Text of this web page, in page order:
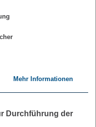
Mehr Informationen
Durchführung der